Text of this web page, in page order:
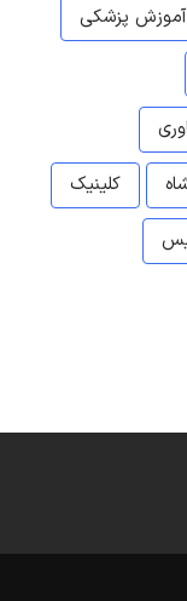
آموزش پزشکی
کلینیک